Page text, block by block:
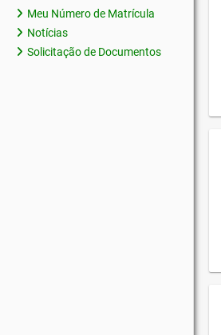
Meu Número de Matrícula
Notícias
Solicitação de Documentos